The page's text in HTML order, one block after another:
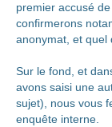
premier accusé
confirmerons
anonymat, et quel
Sur le fond, et
avons saisi une
sujet), nous vous
enquête interne.